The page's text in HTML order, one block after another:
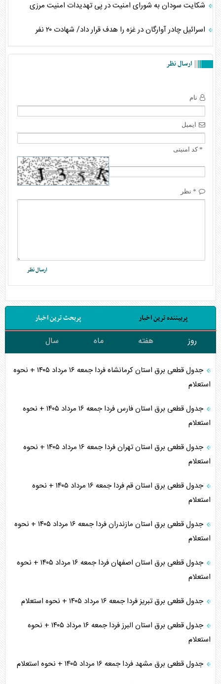
شکایت سودان به شورای امنیت در پی تهدیدات امنیت مرزی
اسرائیل چادر آوارگان در غزه را هدف قرار داد/ شهادت ۲۰ نفر
ارسال نظر
نام
ایمیل
* کد امنیتی
* نظر
پربیننده ترین اخبار پربحث ترین اخبار
روز هفته ماه سال
جدول قطعی برق استان کرمانشاه فردا جمعه ۱۶ مرداد ۱۴۰۵ + نحوه
استعلام
جدول قطعی برق استان فارس فردا جمعه ۱۶ مرداد ۱۴۰۵ + نحوه
استعلام
جدول قطعی برق استان تهران فردا جمعه ۱۶ مرداد ۱۴۰۵ + نحوه
استعلام
جدول قطعی برق استان قم فردا جمعه ۱۶ مرداد ۱۴۰۵ + نحوه
استعلام
جدول قطعی برق استان مازندران فردا جمعه ۱۶ مرداد ۱۴۰۵ + نحوه
استعلام
جدول قطعی برق استان اصفهان فردا جمعه ۱۶ مرداد ۱۴۰۵ + نحوه
استعلام
جدول قطعی برق تبریز فردا جمعه ۱۶ مرداد ۱۴۰۵ + نحوه استعلام
جدول قطعی برق استان البرز فردا جمعه ۱۶ مرداد ۱۴۰۵ + نحوه
استعلام
جدول قطعی برق مشهد فردا جمعه ۱۶ مرداد ۱۴۰۵ + نحوه استعلام